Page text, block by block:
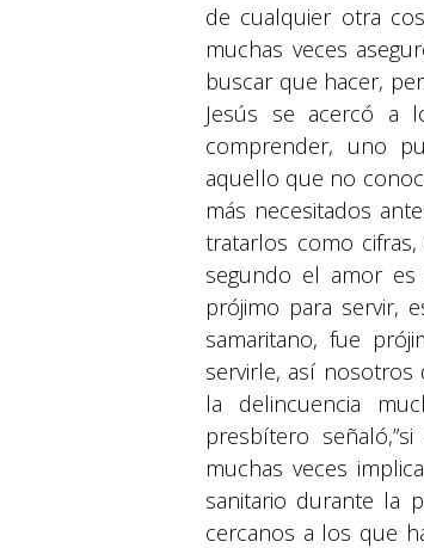
de cualquier otra
muchas veces
buscar que hacer,
Jesús se acercó a
comprender, uno
aquello que no
más necesitados
tratarlos como
segundo el amor es
prójimo para servir,
samaritano, fue
servirle, así
la delincuencia
presbítero
muchas veces
sanitario durante la
cercanos a los que